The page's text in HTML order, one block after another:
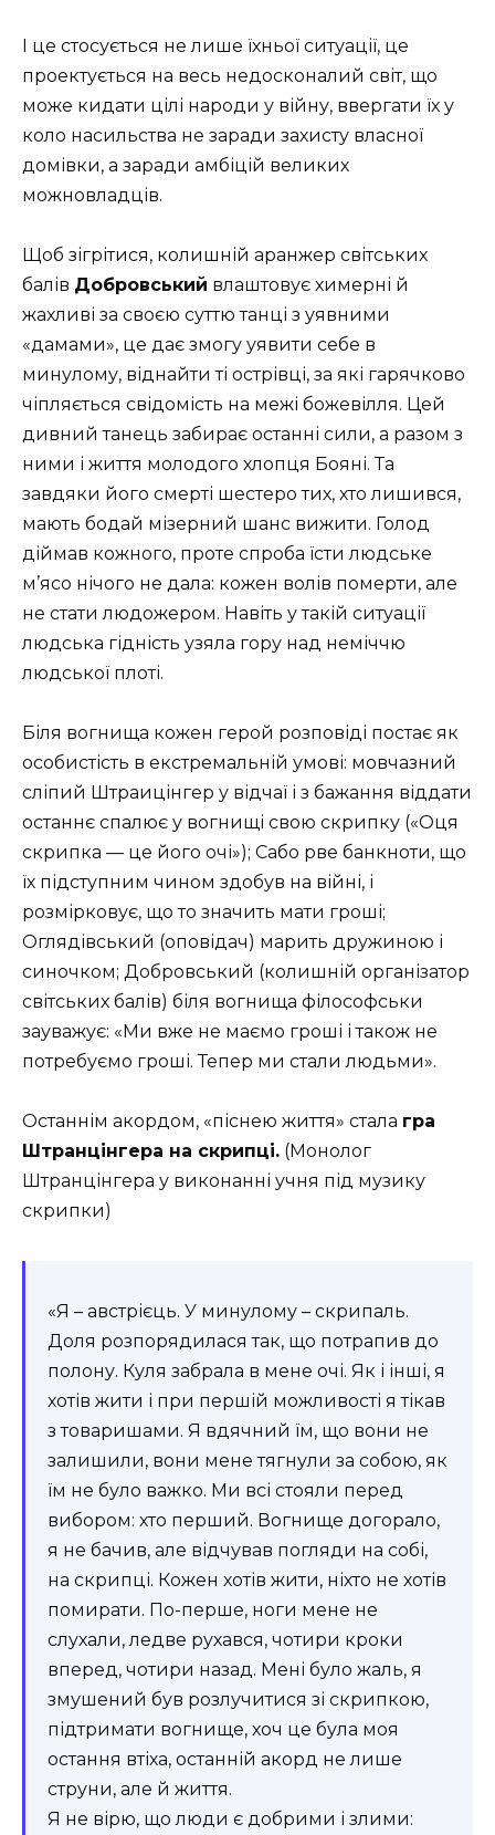
І це стосується не лише їхньої ситуації, це
проектується на весь недосконалий світ, що
може кидати цілі народи у війну, ввергати їх у
коло насильства не заради захисту власної
домівки, а заради амбіцій великих
можновладців.
Щоб зігрітися, колишній аранжер світських
балів Добровський влаштовує химерні й
жахливі за своєю суттю танці з уявними
«дамами», це дає змогу уявити себе в
минулому, віднайти ті острівці, за які гарячково
чіпляється свідомість на межі божевілля. Цей
дивний танець забирає останні сили, а разом з
ними і життя молодого хлопця Бояні. Та
завдяки його смерті шестеро тих, хто лишився,
мають бодай мізерний шанс вижити. Голод
діймав кожного, проте спроба їсти людське
м’ясо нічого не дала: кожен волів померти, але
не стати людожером. Навіть у такій ситуації
людська гідність узяла гору над неміччю
людської плоті.
Біля вогнища кожен герой розповіді постає як
особистість в екстремальній умові: мовчазний
сліпий Штраицінгер у відчаї і з бажання віддати
останнє спалює у вогнищі свою скрипку («Оця
скрипка — це його очі»); Сабо рве банкноти, що
їх підступним чином здобув на війні, і
розмірковує, що то значить мати гроші;
Оглядівський (оповідач) марить дружиною і
синочком; Добровський (колишній організатор
світських балів) біля вогнища філософськи
зауважує: «Ми вже не маємо гроші і також не
потребуємо гроші. Тепер ми стали людьми».
Останнім акордом, «піснею життя» стала гра
Штранцінгера на скрипці. (Монолог
Штранцінгера у виконанні учня під музику
скрипки)
«Я – австрієць. У минулому – скрипаль.
Доля розпорядилася так, що потрапив до
полону. Куля забрала в мене очі. Як і інші, я
хотів жити і при першій можливості я тікав
з товаришами. Я вдячний їм, що вони не
залишили, вони мене тягнули за собою, як
їм не було важко. Ми всі стояли перед
вибором: хто перший. Вогнище догорало,
я не бачив, але відчував погляди на собі,
на скрипці. Кожен хотів жити, ніхто не хотів
помирати. По-перше, ноги мене не
слухали, ледве рухався, чотири кроки
вперед, чотири назад. Мені було жаль, я
змушений був розлучитися зі скрипкою,
підтримати вогнище, хоч це була моя
остання втіха, останній акорд не лише
струни, але й життя.
Я не вірю, що люди є добрими і злими: